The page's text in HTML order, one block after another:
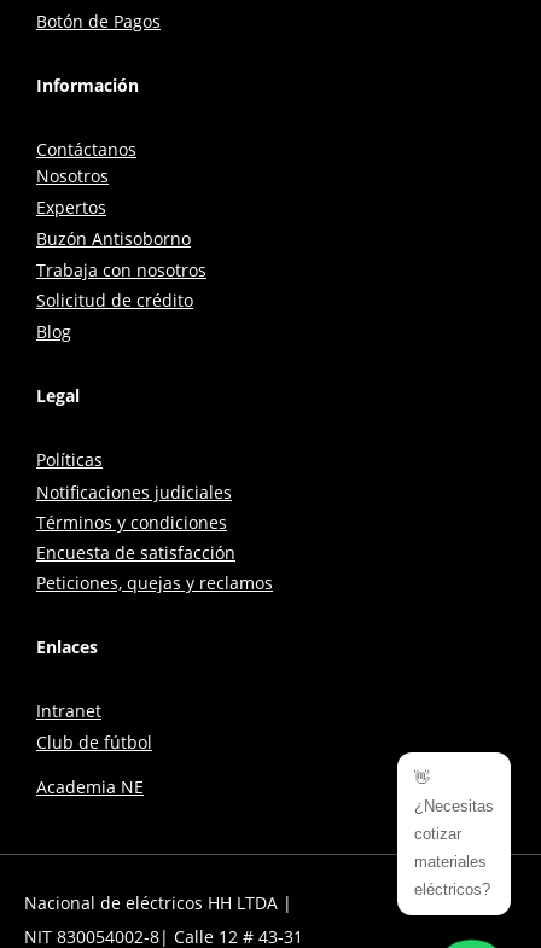
Botón de Pagos
Información
Contáctanos
Nosotros
Expertos
Buzón Antisoborno
Trabaja con nosotros
Solicitud de crédito
Blog
Legal
Políticas
Notificaciones judiciales
Términos y condiciones
Encuesta de satisfacción
Peticiones, quejas y reclamos
Enlaces
Intranet
Club de fútbol
Academia NE
👋
¿Necesitas
cotizar
materiales
eléctricos?
Nacional de eléctricos HH LTDA |
NIT 830054002-8| Calle 12 # 43-31